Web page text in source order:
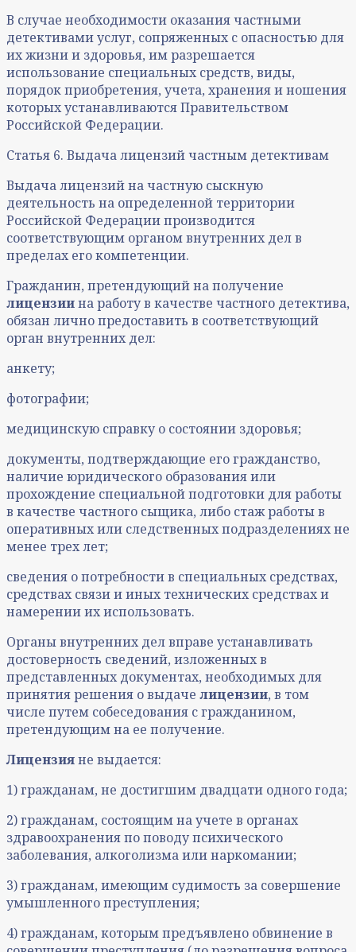
В случае необходимости оказания частными
детективами услуг, сопряженных с опасностью для
их жизни и здоровья, им разрешается
использование специальных средств, виды,
порядок приобретения, учета, хранения и ношения
которых устанавливаются Правительством
Российской Федерации.
Статья 6. Выдача лицензий частным детективам
Выдача лицензий на частную сыскную
деятельность на определенной территории
Российской Федерации производится
соответствующим органом внутренних дел в
пределах его компетенции.
Гражданин, претендующий на получение
лицензиина работу в качестве частного детектива,
обязан лично предоставить в соответствующий
орган внутренних дел:
анкету;
фотографии;
медицинскую справку о состоянии здоровья;
документы, подтверждающие его гражданство,
наличие юридического образования или
прохождение специальной подготовки для работы
в качестве частного сыщика, либо стаж работы в
оперативных или следственных подразделениях не
менее трех лет;
сведения о потребности в специальных средствах,
средствах связи и иных технических средствах и
намерении их использовать.
Органы внутренних дел вправе устанавливать
достоверность сведений, изложенных в
представленных документах, необходимых для
принятия решения о выдаче лицензии, в том
числе путем собеседования с гражданином,
претендующим на ее получение.
Лицензияне выдается:
1) гражданам, не достигшим двадцати одного года;
2) гражданам, состоящим на учете в органах
здравоохранения по поводу психического
заболевания, алкоголизма или наркомании;
3) гражданам, имеющим судимость за совершение
умышленного преступления;
4) гражданам, которым предъявлено обвинение в